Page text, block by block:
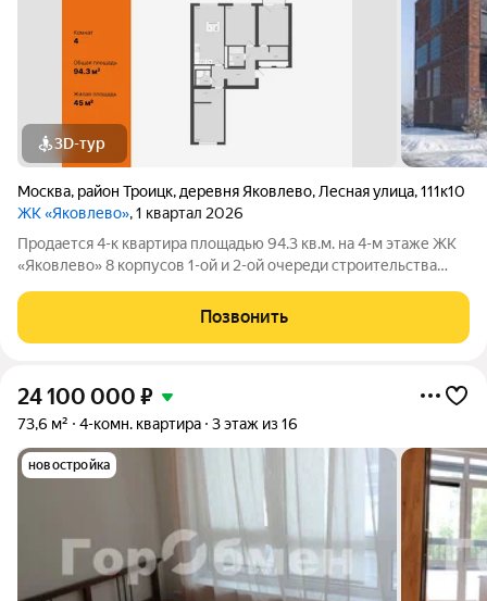
3D-тур
Москва, район Троицк, деревня Яковлево, Лесная улица,111к10
ЖК «Яковлево», 1 квартал 2026
Продается 4-к квартира площадью 94.3 кв.м. на 4-м этаже ЖК
«Яковлево» 8 корпусов 1-ой и 2-ой очереди строительства
проект для тех, кому близка энергия природы в сочетании с
инновационными
Позвонить
24 100 000 ₽
73,6 м² 4-комн. квартира 3 этаж из 16
новостройка